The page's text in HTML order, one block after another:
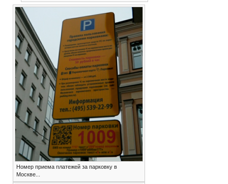
Номер приема платежей за парковку в
Москве...